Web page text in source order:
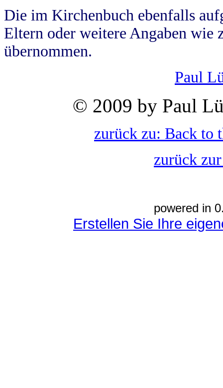
Die im Kirchenbuch ebenfalls
Eltern oder weitere Angaben wie
übernommen.
Paul
© 2009 by Paul
zurück zu: Back to
zurück
powered in
Erstellen Sie Ihre